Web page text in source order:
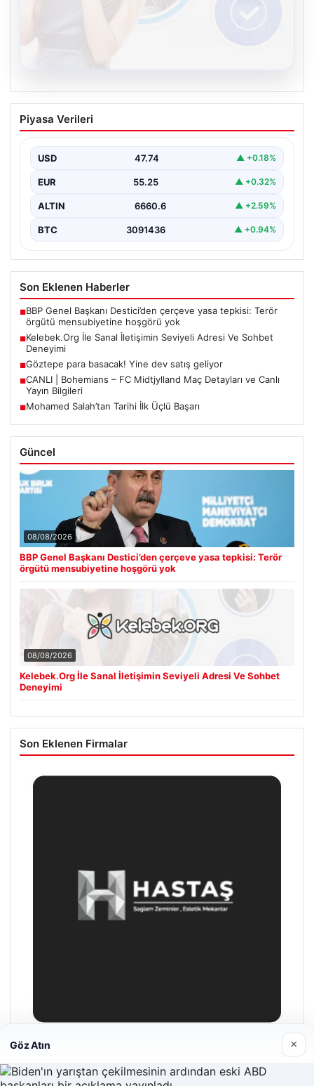
07.08.2026
geliyor
Piyasa Verileri
USD 47.74 ▲ +0.18%
EUR 55.25 ▲ +0.32%
ALTIN 6660.6 ▲ +2.59%
BTC 3091436 ▲ +0.94%
Son Eklenen Haberler
■BBP Genel Başkanı Destici’den çerçeve yasa tepkisi: Terör
örgütü mensubiyetine hoşgörü yok
■Kelebek.Org İle Sanal İletişimin Seviyeli Adresi Ve Sohbet
Deneyimi
■Göztepe para basacak! Yine dev satış geliyor
CANLI | Bohemians – FC Midtjylland Maç Detayları ve Canlı
Yayın Bilgileri
Mohamed Salah’tan Tarihi İlk Üçlü Başarı
Güncel
08/08/2026
BBP Genel Başkanı Destici’den çerçeve yasa tepkisi: Terör
örgütü mensubiyetine hoşgörü yok
Kelebek.Org İle Sanal İletişimin Seviyeli Adresi Ve Sohbet
Son Eklenen Firmalar
26/05/2026
Göz Atın ×